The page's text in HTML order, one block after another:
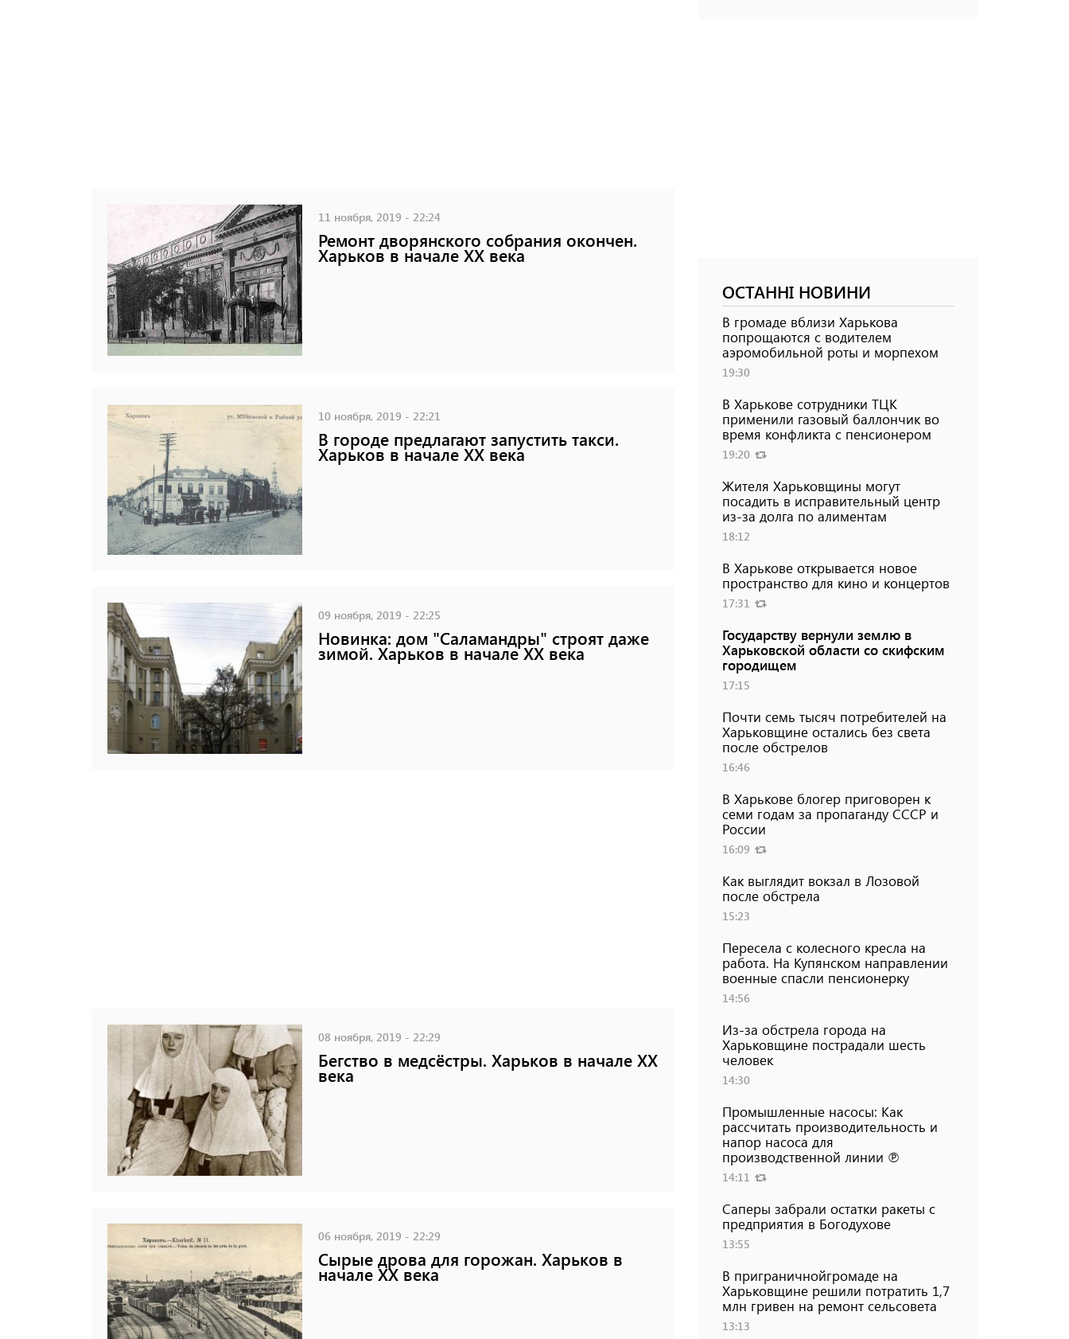
11 ноября, 2019 - 22:24
Ремонт дворянского собрания окончен.
Харьков в начале XX века
10 ноября, 2019 - 22:21
В городе предлагают запустить такси.
Харьков в начале XX века
09 ноября, 2019 - 22:25
Новинка: дом "Саламандры" строят даже
зимой. Харьков в начале XX века
08 ноября, 2019 - 22:29
Бегство в медсёстры. Харьков в начале XX
века
06 ноября, 2019 - 22:29
Сырые дрова для горожан. Харьков в
начале XX века
ОСТАННІ НОВИНИ
В громаде вблизи Харькова
попрощаются с водителем
аэромобильной роты и морпехом
19:30
В Харькове сотрудники ТЦК
применили газовый баллончик во
время конфликта с пенсионером
19:20
Жителя Харьковщины могут
посадить в исправительный центр
из-за долга по алиментам
18:12
В Харькове открывается новое
пространство для кино и концертов
17:31
Государству вернули землю в
Харьковской области со скифским
городищем
17:15
Почти семь тысяч потребителей на
Харьковщине остались без света
после обстрелов
16:46
В Харькове блогер приговорен к
семи годам за пропаганду СССР и
России
16:09
Как выглядит вокзал в Лозовой
после обстрела
15:23
Пересела с колесного кресла на
работа. На Купянском направлении
военные спасли пенсионерку
14:56
Из-за обстрела города на
Харьковщине пострадали шесть
человек
14:30
Промышленные насосы: Как
рассчитать производительность и
напор насоса для
производственной линии ℗
14:11
Саперы забрали остатки ракеты с
предприятия в Богодухове
13:55
В приграничнойгромаде на
Харьковщине решили потратить 1,7
млн ​​гривен на ремонт сельсовета
13:13